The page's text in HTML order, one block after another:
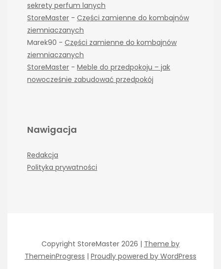
sekrety perfum lanych
StoreMaster - Części zamienne do kombajnów
ziemniaczanych
Marek90 - Części zamienne do kombajnów
ziemniaczanych
StoreMaster - Meble do przedpokoju – jak
nowocześnie zabudować przedpokój
Nawigacja
Redakcja
Polityka prywatności
Copyright StoreMaster 2026 | Theme by
ThemeinProgress | Proudly powered by WordPress